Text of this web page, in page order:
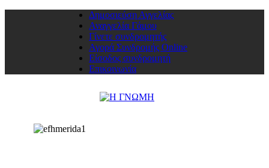
Δημοσιεύση Αγγελίας
Αναγγελία Γάμου
Γίνετε συνδρομητής
Αγορά Συνδρομής Online
Είσοδος συνδρομητή
Επικοινωνία